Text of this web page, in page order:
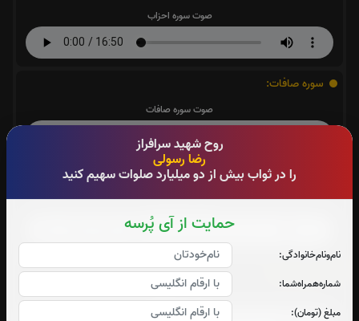
روح شهید سرافراز
رضا رسولی
را در ثواب بیش از دو میلیارد صلوات سهیم کنید
حمایت از آی پُرسه
نام‌و‌نام‌خانوادگی:
شماره‌همراه‌شما:
مبلغ (تومان):
صوت سوره احزاب
سوره صافات:
صوت سوره صافات
سوره یاسین:
صوت سوره یاسین
صوت سوره واقعه